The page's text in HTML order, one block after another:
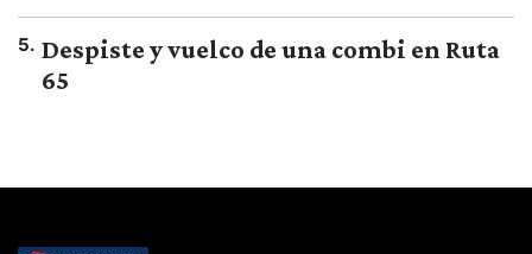
5. Despiste y vuelco de una combi en Ruta
65